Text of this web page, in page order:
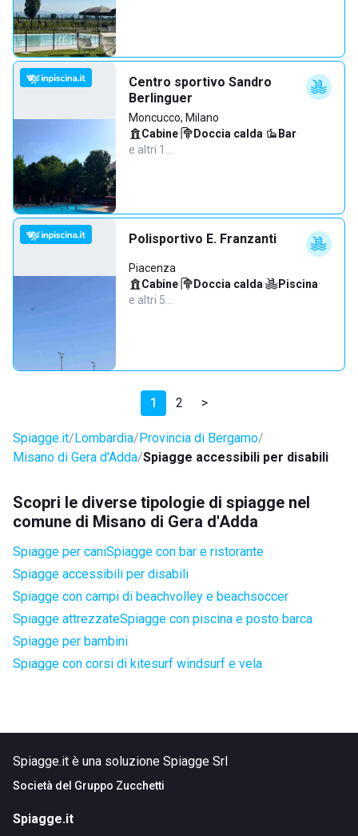
Centro sportivo Sandro
Berlinguer
Moncucco, Milano
Cabine· Doccia calda· Bar·
e altri 1…
Polisportivo E. Franzanti
Piacenza
Cabine· Doccia calda· Piscina·
e altri 5…
1 2 >
Spiagge.it Lombardia Provincia di Bergamo
Misano di Gera d'Adda Spiagge accessibili per disabili
Scopri le diverse tipologie di spiagge nel
comune di Misano di Gera d'Adda
Spiagge per caniSpiagge con bar e ristorante
Spiagge accessibili per disabili
Spiagge con campi di beachvolley e beachsoccer
Spiagge attrezzateSpiagge con piscina e posto barca
Spiagge per bambini
Spiagge con corsi di kitesurf windsurf e vela
Spiagge.it è una soluzione Spiagge Srl
Società del Gruppo Zucchetti
Spiagge.it